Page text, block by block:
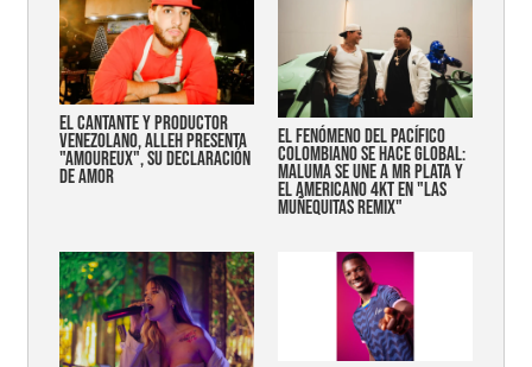
EL CANTANTE Y PRODUCTOR
VENEZOLANO, ALLEH PRESENTA
"AMOUREUX", SU DECLARACIÓN
DE AMOR
EL FENÓMENO DEL PACÍFICO
COLOMBIANO SE HACE GLOBAL:
MALUMA SE UNE A MR PLATA Y
EL AMERICANO 4KT EN "LAS
MUÑEQUITAS REMIX"